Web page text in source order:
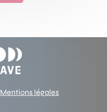
Mentions légales